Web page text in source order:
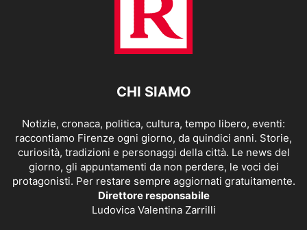
CHI SIAMO
Notizie, cronaca, politica, cultura, tempo libero, eventi:
raccontiamo Firenze ogni giorno, da quindici anni. Storie,
curiosità, tradizioni e personaggi della città. Le news del
giorno, gli appuntamenti da non perdere, le voci dei
protagonisti. Per restare sempre aggiornati gratuitamente.
Direttore responsabile
Ludovica Valentina Zarrilli